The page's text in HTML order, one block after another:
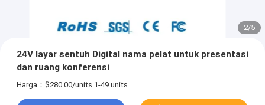
3/5
24V layar sentuh Digital nama pelat untuk presentasi
dan ruang konferensi
Harga：$280.00/units 1-49 units